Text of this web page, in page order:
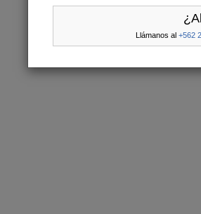
Llámanos al +562